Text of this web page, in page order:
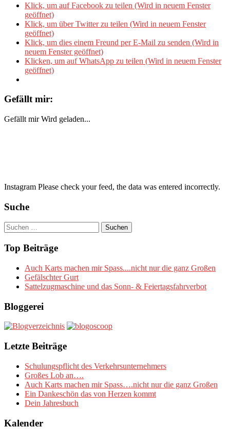
Klick, um auf Facebook zu teilen (Wird in neuem Fenster
geöffnet)
Klick, um über Twitter zu teilen (Wird in neuem Fenster
geöffnet)
Klick, um dies einem Freund per E-Mail zu senden (Wird in
neuem Fenster geöffnet)
Klicken, um auf WhatsApp zu teilen (Wird in neuem Fenster
geöffnet)
Gefällt mir:
Gefällt mir Wird geladen...
Instagram Please check your feed, the data was entered incorrectly.
Suche
Suchen
nach:
Top Beiträge
Auch Karts machen mir Spass....nicht nur die ganz Großen
Gefälschter Gurt
Sattelzugmaschine und das Sonn- & Feiertagsfahrverbot
Bloggerei
Letzte Beiträge
Schulungspflicht des Verkehrsunternehmers
Großes Lob an….
Auch Karts machen mir Spass….nicht nur die ganz Großen
Ein Dankeschön das von Herzen kommt
Dein Jahresbuch
Kalender